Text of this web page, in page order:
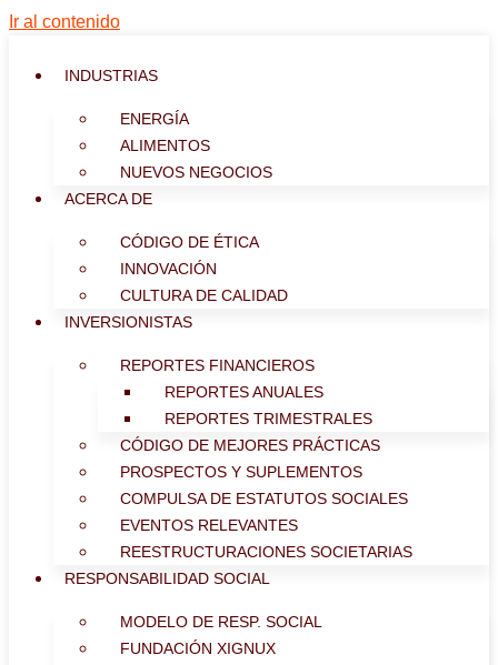
Ir al contenido
INDUSTRIAS
ENERGÍA
ALIMENTOS
NUEVOS NEGOCIOS
ACERCA DE
CÓDIGO DE ÉTICA
INNOVACIÓN
CULTURA DE CALIDAD
INVERSIONISTAS
REPORTES FINANCIEROS
REPORTES ANUALES
REPORTES TRIMESTRALES
CÓDIGO DE MEJORES PRÁCTICAS
PROSPECTOS Y SUPLEMENTOS
COMPULSA DE ESTATUTOS SOCIALES
EVENTOS RELEVANTES
REESTRUCTURACIONES SOCIETARIAS
RESPONSABILIDAD SOCIAL
MODELO DE RESP. SOCIAL
FUNDACIÓN XIGNUX